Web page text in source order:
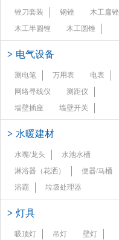
锉刀套装 钢锉
木工扁锉
木工半圆锉
木工圆锉
> 电气设备
测电笔 万用表
电表
网络寻线仪
测距仪
墙壁插座
墙壁开关
> 水暖建材
水嘴/龙头
水池水槽
淋浴器（花洒）
便器/马桶
浴霸
垃圾处理器
> 灯具
吸顶灯 吊灯
壁灯